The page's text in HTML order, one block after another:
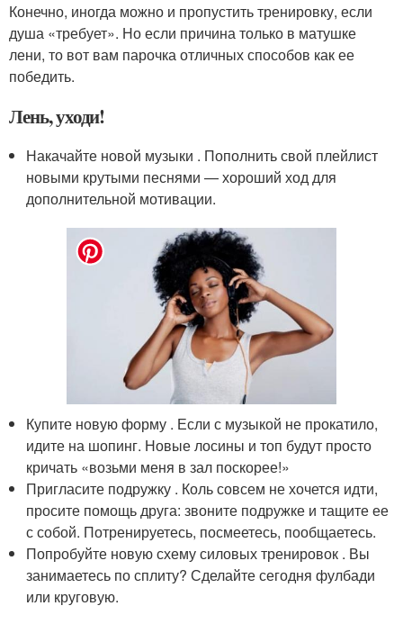
Конечно, иногда можно и пропустить тренировку, если
душа «требует». Но если причина только в матушке
лени, то вот вам парочка отличных способов как ее
победить.
Лень, уходи!
Накачайте новой музыки . Пополнить свой плейлист
новыми крутыми песнями — хороший ход для
дополнительной мотивации.
Купите новую форму . Если с музыкой не прокатило,
идите на шопинг. Новые лосины и топ будут просто
кричать «возьми меня в зал поскорее!»
Пригласите подружку . Коль совсем не хочется идти,
просите помощь друга: звоните подружке и тащите ее
с собой. Потренируетесь, посмеетесь, пообщаетесь.
Попробуйте новую схему силовых тренировок . Вы
занимаетесь по сплиту? Сделайте сегодня фулбади
или круговую.